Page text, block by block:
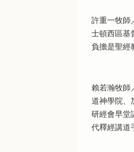
許重一牧師
士頓西區基
負擔是聖經
賴若瀚牧師
道神學院、
研經會早堂
代釋經講道